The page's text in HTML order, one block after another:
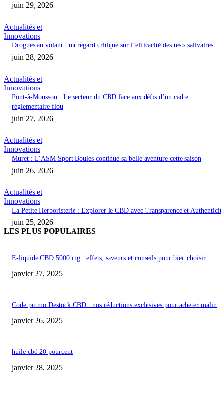
juin 29, 2026
Actualités et
Innovations
Drogues au volant : un regard critique sur l’efficacité des tests salivaires
juin 28, 2026
Actualités et
Innovations
Pont-à-Mousson : Le secteur du CBD face aux défis d’un cadre
réglementaire flou
juin 27, 2026
Actualités et
Innovations
Muret : L’ASM Sport Boules continue sa belle aventure cette saison
juin 26, 2026
Actualités et
Innovations
La Petite Herboristerie : Explorer le CBD avec Transparence et
juin 25, 2026
LES PLUS POPULAIRES
E-liquide CBD 5000 mg : effets, saveurs et conseils pour bien choisir
janvier 27, 2025
Code promo Destock CBD : nos réductions exclusives pour acheter malin
janvier 26, 2025
huile cbd 20 pourcent
janvier 28, 2025